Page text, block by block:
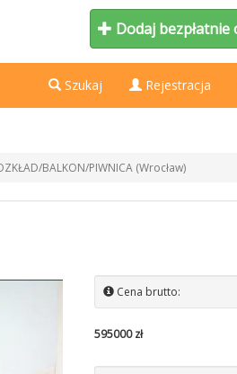
Dodaj bezpłatnie
Szukaj Rejestracja
BALKON/PIWNICA (Wrocław)
Cena brutto:
595000 zł